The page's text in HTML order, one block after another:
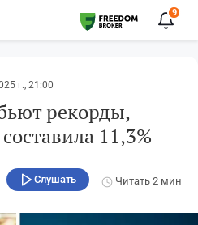
9
г., 21:00
рекорды,
11,3%
Слушать Читать 2 мин